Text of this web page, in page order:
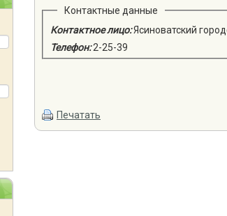
Контактные данные
Контактное лицо:Ясиноватский
Телефон:2-25-39
Печатать